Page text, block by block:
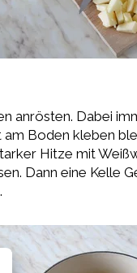
anrösten. Dabei
Boden kleben
Hitze mit
Dann eine Kelle